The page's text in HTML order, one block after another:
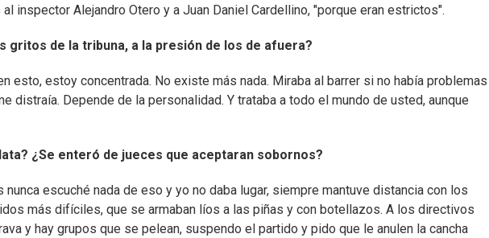
inspector Alejandro Otero y a Juan Daniel Cardellino, "porque eran estrictos".
gritos de la tribuna, a la presión de los de afuera?
esto, estoy concentrada. No existe más nada. Miraba al barrer si no había problemas
distraía. Depende de la personalidad. Y trataba a todo el mundo de usted, aunque
¿Se enteró de jueces que aceptaran sobornos?
nunca escuché nada de eso y yo no daba lugar, siempre mantuve distancia con los
más difíciles, que se armaban líos a las piñas y con botellazos. A los directivos
y hay grupos que se pelean, suspendo el partido y pido que le anulen la cancha